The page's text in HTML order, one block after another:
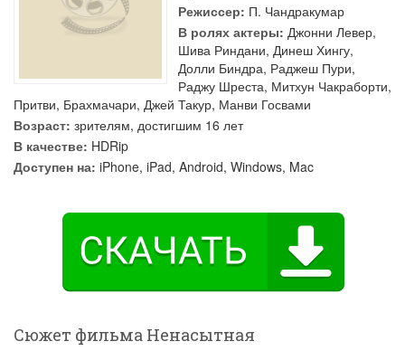
Режиссер: П. Чандракумар
В ролях актеры: Джонни Левер,
Шива Риндани, Динеш Хингу,
Долли Биндра, Раджеш Пури,
Раджу Шреста, Митхун Чакраборти,
Притви, Брахмачари, Джей Такур, Манви Госвами
Возраст: зрителям, достигшим 16 лет
В качестве: HDRip
Доступен на: iPhone, iPad, Android, Windows, Mac
Сюжет фильма Ненасытная